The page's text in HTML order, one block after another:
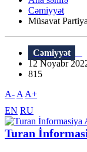
Cəmiyyət
Müsavat
Cəmiyyət
12 Noyabr
815
A- A A+
EN RU
Turan